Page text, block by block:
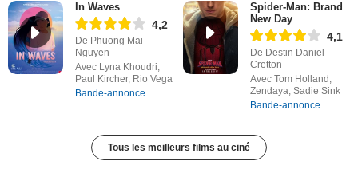
In Waves
4,2
De Phuong Mai
Nguyen
Avec Lyna Khoudri,
Paul Kircher, Rio Vega
Bande-annonce
Spider-Man: Brand
New Day
4,1
De Destin Daniel
Cretton
Avec Tom Holland,
Zendaya, Sadie Sink
Bande-annonce
Tous les meilleurs films au ciné